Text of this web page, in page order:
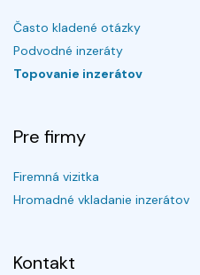
Často kladené otázky
Podvodné inzeráty
Topovanie inzerátov
Pre firmy
Firemná vizitka
Hromadné vkladanie inzerátov
Kontakt